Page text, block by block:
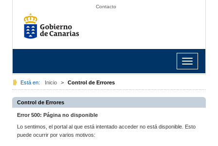
Contacto
Toggle
navigation
Está en: Inicio > Control de Errores
Control de Errores
Error 500: Página no disponible
Lo sentimos, el portal al que está intentado acceder no está disponible. Esto
puede ocurrir por varios motivos: